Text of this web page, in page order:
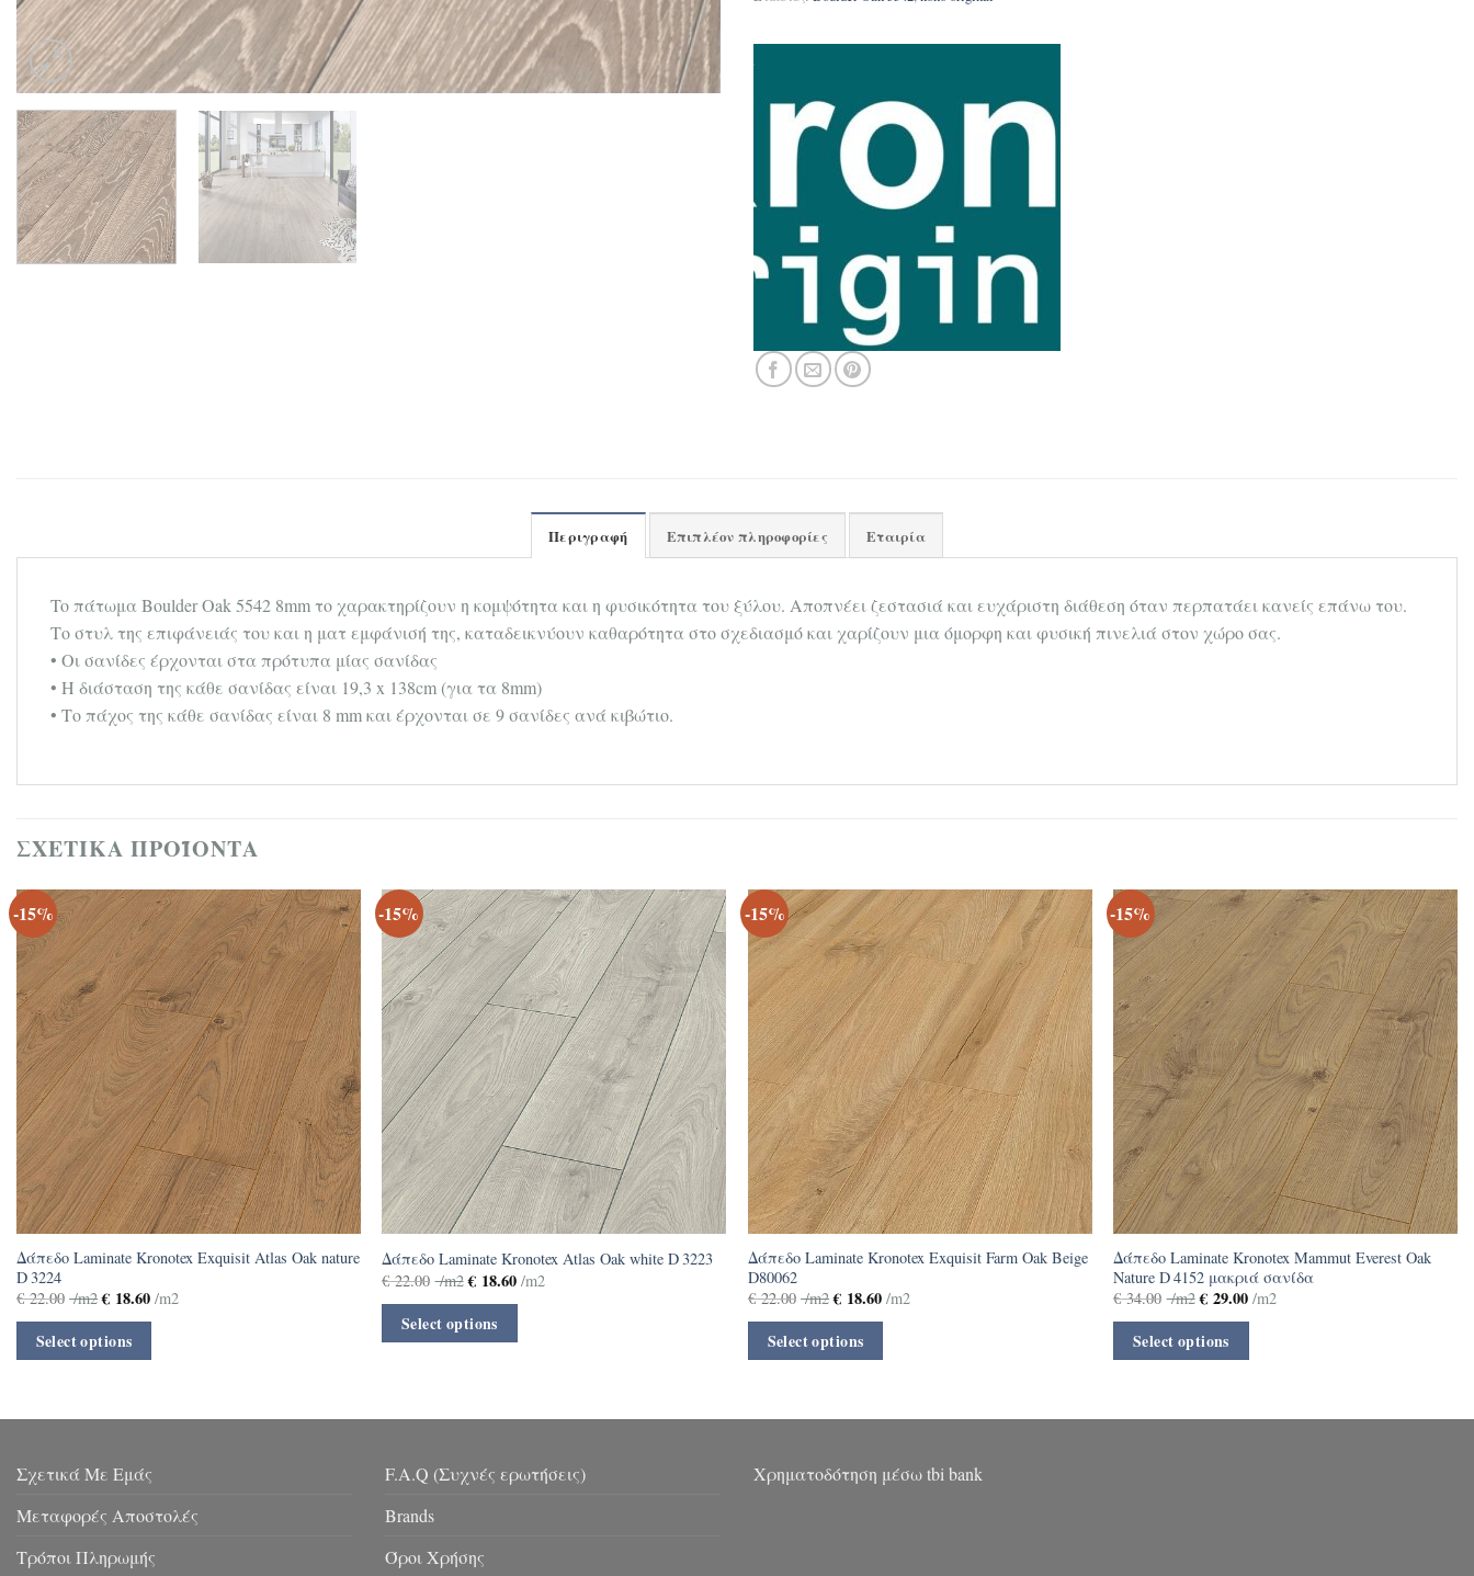
Περιγραφή Επιπλέον πληροφορίες Εταιρία
To πάτωμα Boulder Oak 5542 8mm το χαρακτηρίζουν η κομψότητα και η φυσικότητα του ξύλου. Αποπνέει ζεστασιά και ευχάριστη διάθεση όταν περπατάει κανείς επάνω του.
Το στυλ της επιφάνειάς του και η ματ εμφάνισή της, καταδεικνύουν καθαρότητα στο σχεδιασμό και χαρίζουν μια όμορφη και φυσική πινελιά στον χώρο σας.
• Οι σανίδες έρχονται στα πρότυπα μίας σανίδας
• Η διάσταση της κάθε σανίδας είναι 19,3 x 138cm (για τα 8mm)
• Το πάχος της κάθε σανίδας είναι 8 mm και έρχονται σε 9 σανίδες ανά κιβώτιο.
ΣΧΕΤΙΚΆ ΠΡΟΪΌΝΤΑ
-15%
Δάπεδο Laminate Kronotex Exquisit Atlas Oak nature
D 3224
€22.00 /m2 € 18.60 /m2
Select options
-15%
Δάπεδο Laminate Kronotex Atlas Oak white D 3223
€22.00 /m2 €18.60/m2
Select options
-15%
Δάπεδο Laminate Kronotex Exquisit Farm Oak Beige
D80062
€22.00 /m2 € 18.60 /m2
Select options
-15%
Δάπεδο Laminate Kronotex Mammut Everest Oak
Nature D 4152 μακριά σανίδα
€34.00 /m2 €29.00/m2
Select options
Σχετικά Με Εμάς
Μεταφορές Αποστολές
Τρόποι Πληρωμής
F.A.Q (Συχνές ερωτήσεις)
Brands
Όροι Χρήσης
Χρηματοδότηση μέσω tbi bank